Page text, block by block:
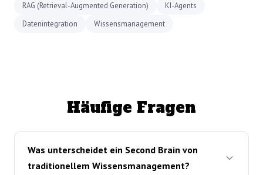
RAG (Retrieval-Augmented Generation)
KI-Agents
Datenintegration
Wissensmanagement
Häufige Fragen
Was unterscheidet ein Second Brain von
traditionellem Wissensmanagement?